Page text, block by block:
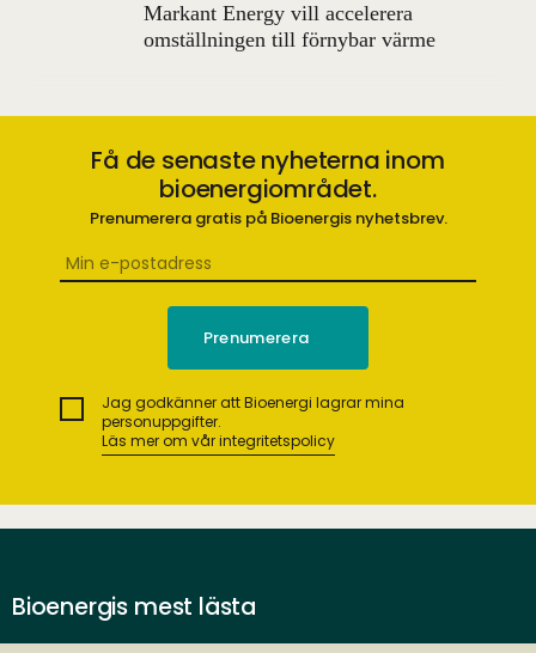
Markant Energy vill accelerera
omställningen till förnybar värme
Få de senaste nyheterna inom
bioenergiområdet.
Prenumerera gratis på Bioenergis nyhetsbrev.
Jag godkänner att Bioenergi lagrar mina
personuppgifter.
Läs mer om vår integritetspolicy
Bioenergis mest lästa